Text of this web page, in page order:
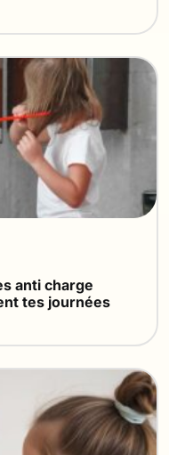
anti charge
tes journées